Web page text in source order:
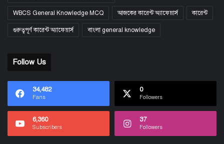
WBCS General Knowledge MCQ আজকের কারেন্ট অ্যাফেয়ার্স কারেন্ট
গুরুত্বপূর্ণ কারেন্ট অ্যাফেয়ার্স বাংলা general knowledge
Follow Us
34,482
Fans
0
Followers
6,360
Subscribers
37
Followers